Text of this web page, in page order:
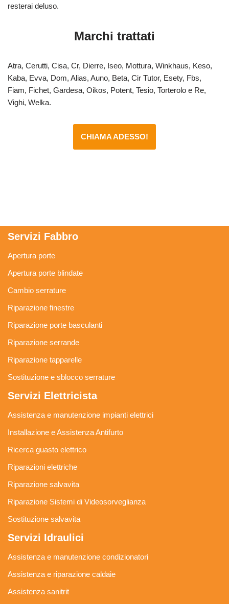
resterai deluso.
Marchi trattati
Atra, Cerutti, Cisa, Cr, Dierre, Iseo, Mottura, Winkhaus, Keso,
Kaba, Evva, Dom, Alias, Auno, Beta, Cir Tutor, Esety, Fbs,
Fiam, Fichet, Gardesa, Oikos, Potent, Tesio, Torterolo e Re,
Vighi, Welka.
CHIAMA ADESSO!
Servizi Fabbro
Apertura porte
Apertura porte blindate
Cambio serrature
Riparazione finestre
Riparazione porte basculanti
Riparazione serrande
Riparazione tapparelle
Sostituzione e sblocco serrature
Servizi Elettricista
Assistenza e manutenzione impianti elettrici
Installazione e Assistenza Antifurto
Ricerca guasto elettrico
Riparazioni elettriche
Riparazione salvavita
Riparazione Sistemi di Videosorveglianza
Sostituzione salvavita
Servizi Idraulici
Assistenza e manutenzione condizionatori
Assistenza e riparazione caldaie
Assistenza sanitrit